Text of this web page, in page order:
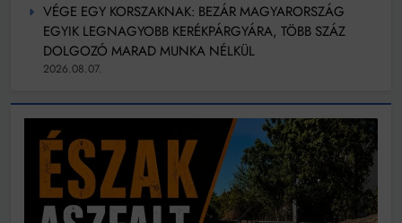
VÉGE EGY KORSZAKNAK: BEZÁR MAGYARORSZÁG
EGYIK LEGNAGYOBB KERÉKPÁRGYÁRA, TÖBB SZÁZ
DOLGOZÓ MARAD MUNKA NÉLKÜL
2026.08.07.